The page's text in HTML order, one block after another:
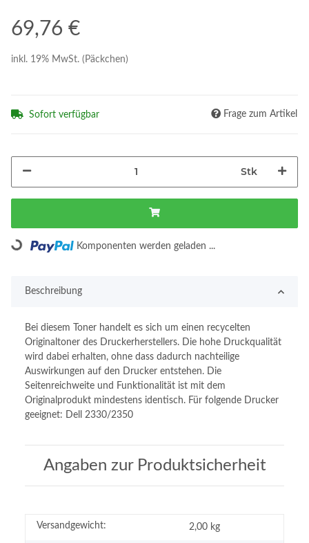
69,76 €
inkl. 19% MwSt. (Päckchen)
Sofort verfügbar Frage zum Artikel
Stk
Loading... Komponenten werden geladen ...
Beschreibung
Bei diesem Toner handelt es sich um einen recycelten
Originaltoner des Druckerherstellers. Die hohe Druckqualität
wird dabei erhalten, ohne dass dadurch nachteilige
Auswirkungen auf den Drucker entstehen. Die
Seitenreichweite und Funktionalität ist mit dem
Originalprodukt mindestens identisch. Für folgende Drucker
geeignet: Dell 2330/2350
Angaben zur Produktsicherheit
Versandgewicht: 2,00 kg